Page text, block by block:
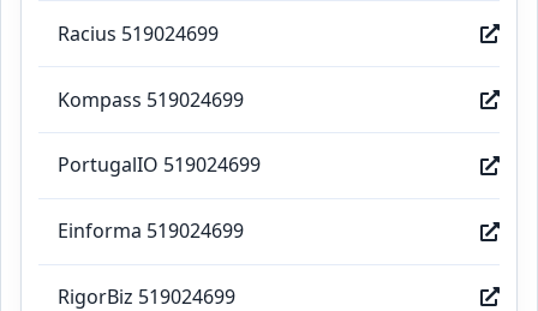
Racius 519024699
Kompass 519024699
PortugalIO 519024699
Einforma 519024699
RigorBiz 519024699